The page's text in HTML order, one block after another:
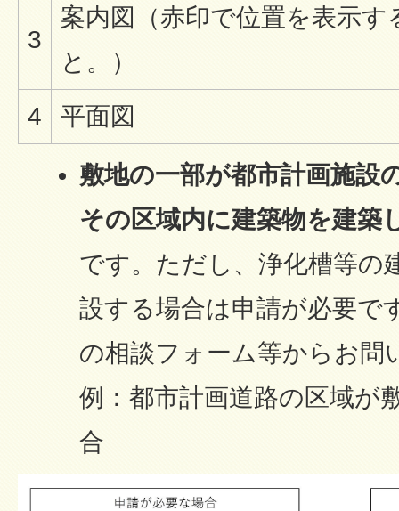
3
案内図（赤印で位置を表示す
と。）
4
平面図
敷地の一部が都市計画施設
その区域内に建築物を建築
です。ただし、浄化槽等の
設する場合は申請が必要で
の相談フォーム等からお問
例：都市計画道路の区域が
合